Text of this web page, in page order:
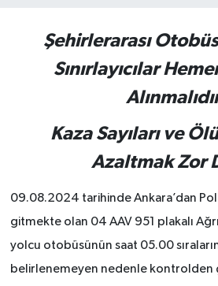
Şehirlerarası
Sınırlayıcılar
Kaza Sayıları ve
Azaltmak Zor
09.08.2024 tarihinde Ankara’dan
gitmekte olan 04 AAV 951 plakalı
yolcu otobüsünün saat 05.00
belirlenemeyen nedenle kontrolden